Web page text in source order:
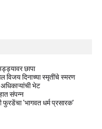
छापा
विजय दिनाच्या स्मृतींचे स्मरण
भेट
संपन्न
फुरडेंचा 'भागवत धर्म प्रसारक'